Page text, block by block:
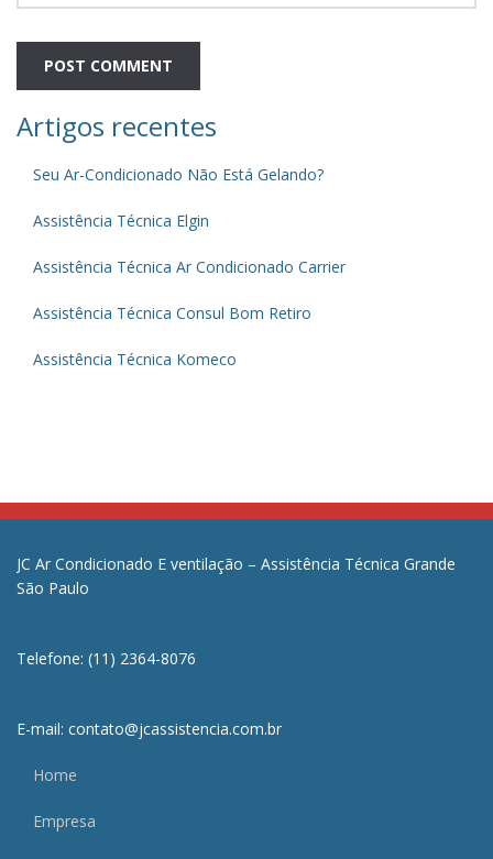
Artigos recentes
Seu Ar-Condicionado Não Está Gelando?
Assistência Técnica Elgin
Assistência Técnica Ar Condicionado Carrier
Assistência Técnica Consul Bom Retiro
Assistência Técnica Komeco
JC Ar Condicionado E ventilação – Assistência Técnica Grande
São Paulo
Telefone: (11) 2364-8076
E-mail: contato@jcassistencia.com.br
Home
Empresa